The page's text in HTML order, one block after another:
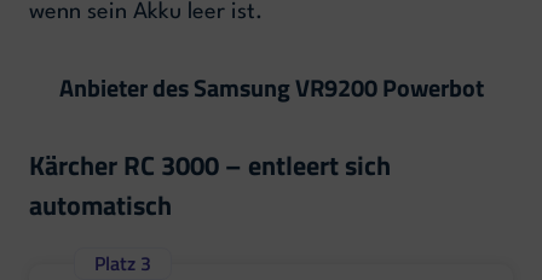
wenn sein Akku leer ist.
Anbieter des Samsung VR9200 Powerbot
Kärcher RC 3000 – entleert sich
automatisch
Platz 3